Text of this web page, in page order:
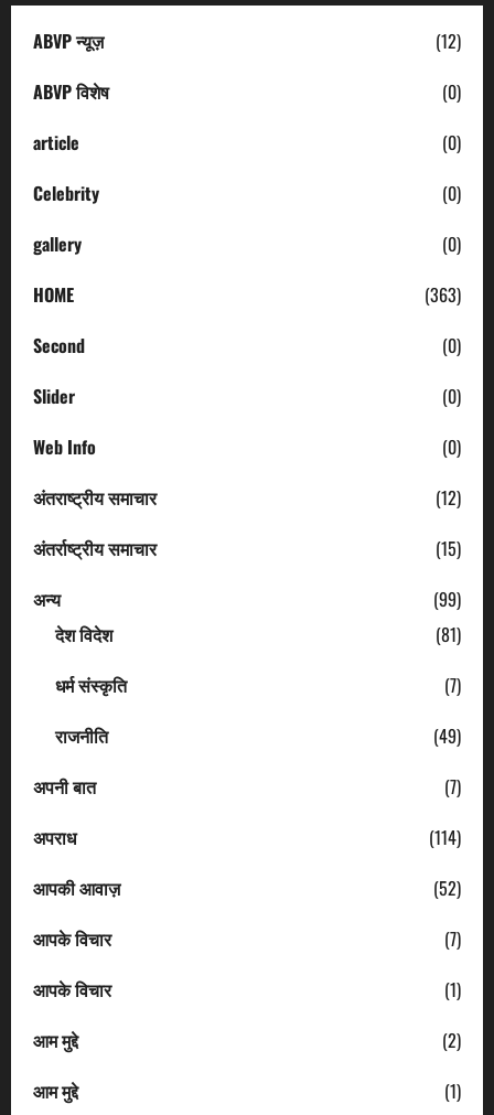
ABVP न्यूज़
(12)
ABVP विशेष
(0)
article
(0)
Celebrity
(0)
gallery
(0)
HOME
(363)
Second
(0)
Slider
(0)
Web Info
(0)
अंतराष्ट्रीय समाचार
(12)
अंतर्राष्ट्रीय समाचार
(15)
अन्य
(99)
देश विदेश
(81)
धर्म संस्कृति
(7)
राजनीति
(49)
अपनी बात
(7)
अपराध
(114)
आपकी आवाज़
(52)
आपके विचार
(7)
आपके विचार
(1)
आम मुद्दे
(2)
आम मुद्दे
(1)